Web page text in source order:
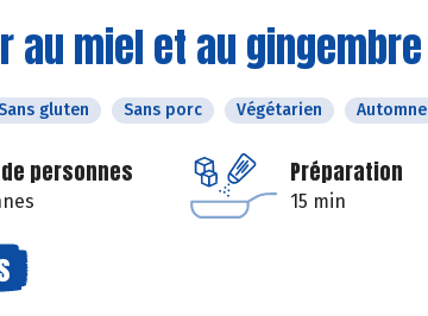
au miel et au gingembre
gluten Sans porc Végétarien Automne
personnes Préparation
15 min